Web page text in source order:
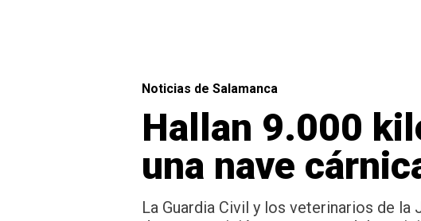
Noticias de Salamanca
Hallan 9.000
una nave
La Guardia Civil y los veterinarios de